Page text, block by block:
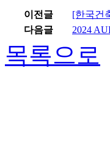
이전글
[한국건
다음글
2024
목록으로